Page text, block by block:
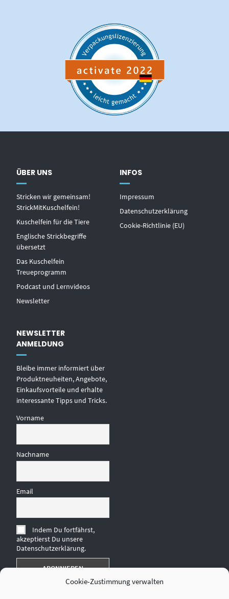
Cookie-Zustimmung verwalten
ÜBER UNS
Stricken wir gemeinsam!
StrickMitKuschelfein!
Kuschelfein für die Tiere
Englische Strickbegriffe
übersetzt
Das Kuschelfein
Treueprogramm
Podcast und Lernvideos
Newsletter
INFOS
Impressum
Datenschutzerklärung
Cookie-Richtlinie (EU)
NEWSLETTER
ANMELDUNG
Bleibe immer informiert über
Produktneuheiten, Angebote,
Einkaufsvorteile und erhalte
interessante Tipps und Tricks.
Vorname
Nachname
Email
Indem Du fortfährst,
akzeptierst Du unsere
Datenschutzerklärung.